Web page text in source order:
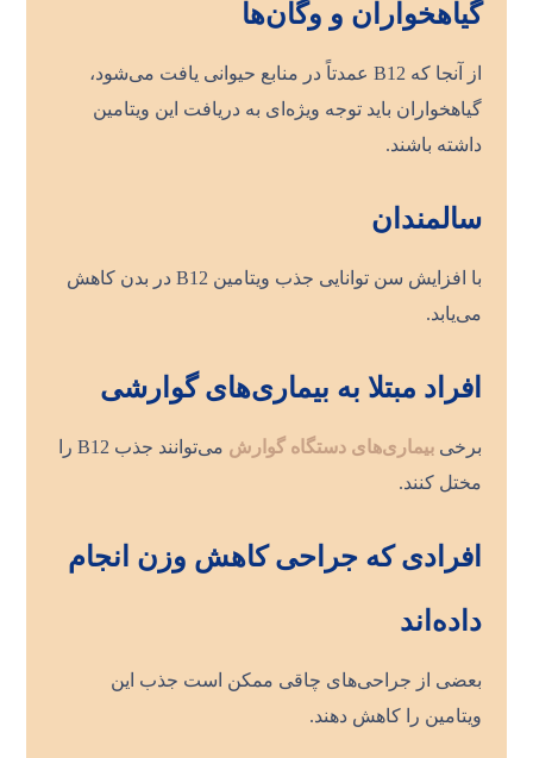
گیاهخواران و وگان‌ها
از آنجا که B12 عمدتاً در منابع حیوانی یافت می‌شود،
گیاهخواران باید توجه ویژه‌ای به دریافت این ویتامین
داشته باشند.
سالمندان
با افزایش سن توانایی جذب ویتامین B12 در بدن کاهش
می‌یابد.
افراد مبتلا به بیماری‌های گوارشی
برخی بیماری‌های دستگاه گوارش
می‌توانند جذب B12 را
مختل کنند.
افرادی که جراحی کاهش وزن انجام
داده‌اند
بعضی از جراحی‌های چاقی ممکن است جذب این
ویتامین را کاهش دهند.